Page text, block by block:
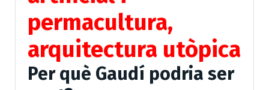
permacultura,
arquitectura utòpica
Per què Gaudí podria ser